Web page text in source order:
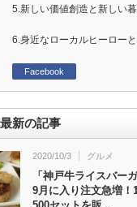
5.新しい価値創造と新しい
6.身近なローカルヒーロー
Facebook
新の記事
2020/10/3 グルメ
「神戸牛ライスバー
9月に入り注文急増！
500セットを販…